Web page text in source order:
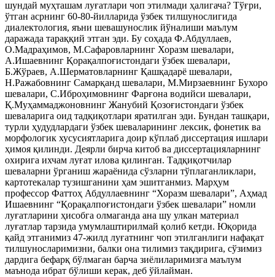
шундай муҳташам луғатлари чоп этилмади ҳалигача? Тўғри,
ўтган асрнинг 60-80-йилларида ўзбек тилшунослигида
диалектология, яъни шевашунослик йўналиши маълум
даражада тараққий этган эди. Бу соҳада Ф.Абдуллаев,
О.Мадраҳимов, М.Сафаровларнинг Хоразм шевалари,
А.Ишаевнинг Қорақалпоғистондаги ўзбек шевалари,
Б.Жўраев, А.Шерматовларнинг Қашқадарё шевалари,
Н.Ражабовнинг Самарқанд шевалари, М.Мирзаевнинг Бухоро
шевалари, С.Иброҳимовнинг Фарғона водийси шевалари,
Қ.Муҳаммаджоновнинг Жанубий Қозоғистондаги ўзбек
шеваларига оид тадқиқотлари яратилган эди. Бундан ташқари,
турли ҳудудлардаги ўзбек шеваларининг лексик, фонетик ва
морфологик хусусиятларига доир кўплаб диссертация ишлари
ҳимоя қилинди. Деярли бирча китоб ва диссертацияларнинг
охирига ихчам луғат илова қилинган. Тадқиқотчилар
шеваларни ўрганиш жараёнида сўзларни тўплаганликлари,
картотекалар тузишганини ҳам эшитганмиз. Марҳум
профессор Фаттоҳ Абдуллаевнинг “Хоразм шевалари”, Аҳмад
Ишаевнинг “Қорақалпоғистондаги ўзбек шевалари” номли
луғатларини ҳисобга олмаганда ана шу улкан материал
луғатлар тарзида умумлаштирилмай қолиб кетди. Юқорида
қайд этганимиз 47-жилд луғатнинг чоп этилганлиги нафақат
тилшуносларимизни, балки она тилимиз тақдирига, сўзимиз
дардига бефарқ бўлмаган барча зиёлиларимизга маълум
маънода ибрат бўлиши керак, деб ўйлайман.